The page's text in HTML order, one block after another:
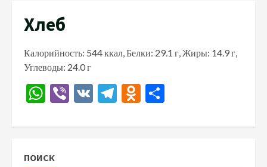
Хлеб
Калорийность: 544 ккал, Белки: 29.1 г, Жиры: 14.9 г,
Углеводы: 24.0 г
WhatsApp
Viber
VK Telegram
Odnoklassniki
ПОИСК